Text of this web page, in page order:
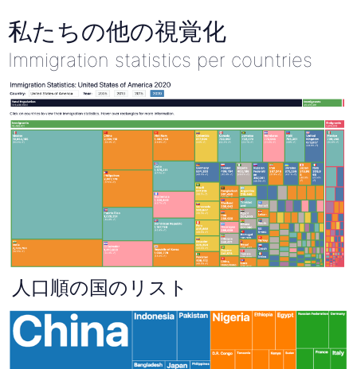
私たちの他の視覚化
Immigration statistics per countries
人口順の国のリスト